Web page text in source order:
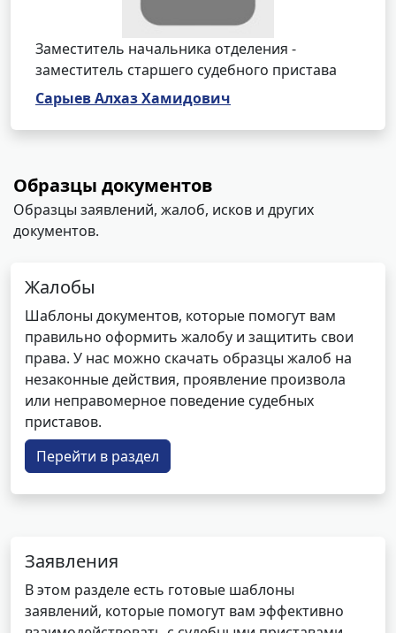
Заместитель начальника отделения -
заместитель старшего судебного пристава
Сарыев Алхаз Хамидович
Образцы документов
Образцы заявлений, жалоб, исков и других
документов.
Жалобы
Шаблоны документов, которые помогут вам
правильно оформить жалобу и защитить свои
права. У нас можно скачать образцы жалоб на
незаконные действия, проявление произвола
или неправомерное поведение судебных
приставов.
Перейти в раздел
Заявления
В этом разделе есть готовые шаблоны
заявлений, которые помогут вам эффективно